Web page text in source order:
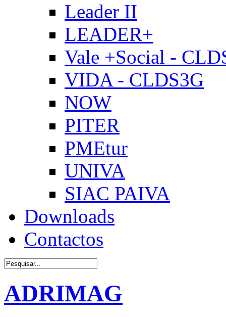
Leader II
LEADER+
Vale +Social -
VIDA - CLDS3G
NOW
PITER
PMEtur
UNIVA
SIAC PAIVA
Downloads
Contactos
ADRIMAG